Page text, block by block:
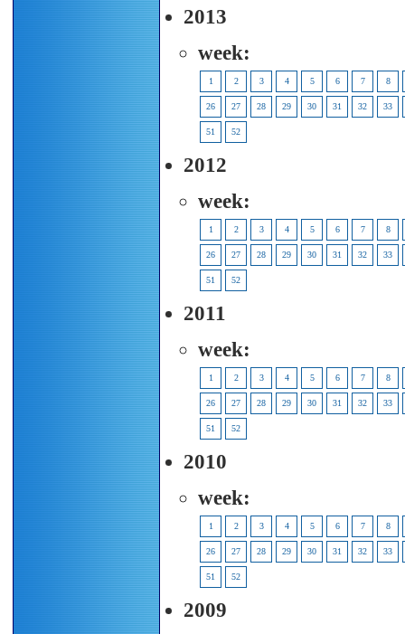
2013
week:
1 2 3 4 5 6 7 8
26 27 28 29 30 31 32 33
51 52
2012
week:
1 2 3 4 5 6 7 8
26 27 28 29 30 31 32 33
51 52
2011
week:
1 2 3 4 5 6 7 8
26 27 28 29 30 31 32 33
51 52
2010
week:
1 2 3 4 5 6 7 8
26 27 28 29 30 31 32 33
51 52
2009